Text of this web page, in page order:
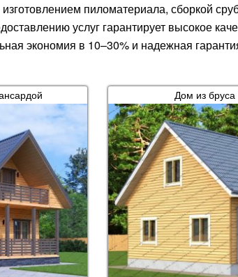
пиломатериала, сборкой
услуг гарантирует высокое
экономия в 10–30% и надежная
Дом из